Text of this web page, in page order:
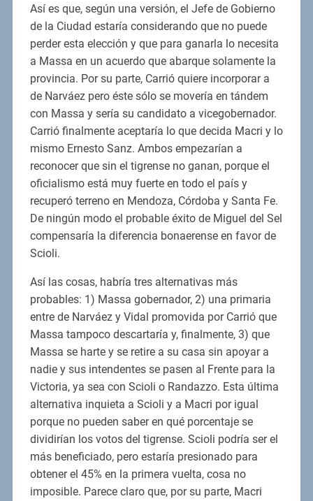
Así es que, según una versión, el Jefe de Gobierno
de la Ciudad estaría considerando que no puede
perder esta elección y que para ganarla lo necesita
a Massa en un acuerdo que abarque solamente la
provincia. Por su parte, Carrió quiere incorporar a
de Narváez pero éste sólo se movería en tándem
con Massa y sería su candidato a vicegobernador.
Carrió finalmente aceptaría lo que decida Macri y lo
mismo Ernesto Sanz. Ambos empezarían a
reconocer que sin el tigrense no ganan, porque el
oficialismo está muy fuerte en todo el país y
recuperó terreno en Mendoza, Córdoba y Santa Fe.
De ningún modo el probable éxito de Miguel del Sel
compensaría la diferencia bonaerense en favor de
Scioli.
Así las cosas, habría tres alternativas más
probables: 1) Massa gobernador, 2) una primaria
entre de Narváez y Vidal promovida por Carrió que
Massa tampoco descartaría y, finalmente, 3) que
Massa se harte y se retire a su casa sin apoyar a
nadie y sus intendentes se pasen al Frente para la
Victoria, ya sea con Scioli o Randazzo. Esta última
alternativa inquieta a Scioli y a Macri por igual
porque no pueden saber en qué porcentaje se
dividirían los votos del tigrense. Scioli podría ser el
más beneficiado, pero estaría presionado para
obtener el 45% en la primera vuelta, cosa no
imposible. Parece claro que, por su parte, Macri